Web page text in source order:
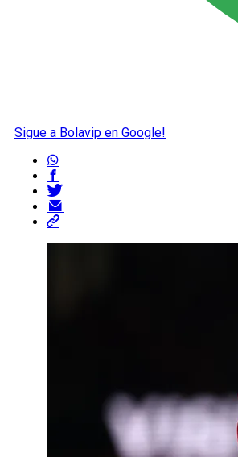
Sigue a Bolavip en Google!